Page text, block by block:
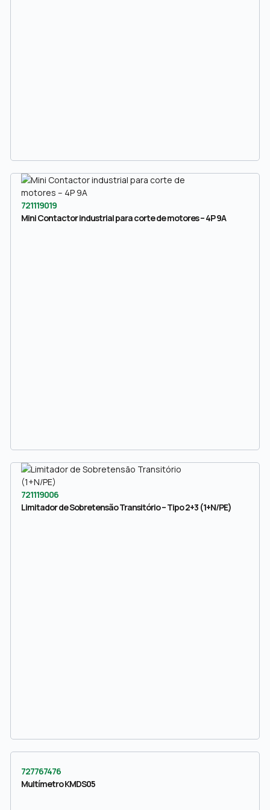
721119019
Mini Contactor industrial para corte de motores – 4P 9A
721119006
Limitador de Sobretensão Transitório – Tipo 2+3 (1+N/PE)
727767476
Multímetro KMDS05